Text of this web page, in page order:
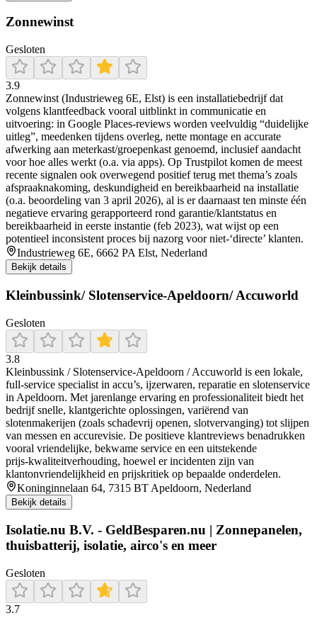
Zonnewinst
Gesloten
3.9
Zonnewinst (Industrieweg 6E, Elst) is een installatiebedrijf dat
volgens klantfeedback vooral uitblinkt in communicatie en
uitvoering: in Google Places-reviews worden veelvuldig “duidelijke
uitleg”, meedenken tijdens overleg, nette montage en accurate
afwerking aan meterkast/groepenkast genoemd, inclusief aandacht
voor hoe alles werkt (o.a. via apps). Op Trustpilot komen de meest
recente signalen ook overwegend positief terug met thema’s zoals
afspraaknakoming, deskundigheid en bereikbaarheid na installatie
(o.a. beoordeling van 3 april 2026), al is er daarnaast ten minste één
negatieve ervaring gerapporteerd rond garantie/klantstatus en
bereikbaarheid in eerste instantie (feb 2023), wat wijst op een
potentieel inconsistent proces bij nazorg voor niet-‘directe’ klanten.
Industrieweg 6E, 6662 PA Elst, Nederland
Bekijk details
Kleinbussink/ Slotenservice-Apeldoorn/ Accuworld
Gesloten
3.8
Kleinbussink / Slotenservice‑Apeldoorn / Accuworld is een lokale,
full‑service specialist in accu’s, ijzerwaren, reparatie en slotenservice
in Apeldoorn. Met jarenlange ervaring en professionaliteit biedt het
bedrijf snelle, klantgerichte oplossingen, variërend van
slotenmakerijen (zoals schadevrij openen, slotvervanging) tot slijpen
van messen en accurevisie. De positieve klantreviews benadrukken
vooral vriendelijke, bekwame service en een uitstekende
prijs‑kwaliteitverhouding, hoewel er incidenten zijn van
klantonvriendelijkheid en prijskritiek op bepaalde onderdelen.
Koninginnelaan 64, 7315 BT Apeldoorn, Nederland
Bekijk details
Isolatie.nu B.V. - GeldBesparen.nu | Zonnepanelen,
thuisbatterij, isolatie, airco's en meer
Gesloten
3.7